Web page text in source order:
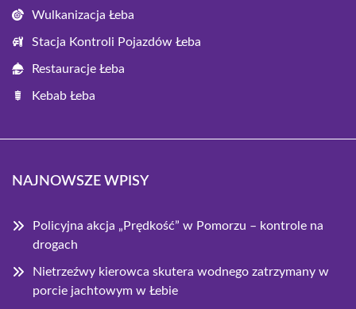
Wulkanizacja Łeba
Stacja Kontroli Pojazdów Łeba
Restauracje Łeba
Kebab Łeba
NAJNOWSZE WPISY
Policyjna akcja „Prędkość” w Pomorzu – kontrole na
drogach
Nietrzeźwy kierowca skutera wodnego zatrzymany w
porcie jachtowym w Łebie